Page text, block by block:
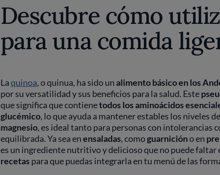
Descubre cómo
para una comida
Laquinoa, o quinua, ha sido unalimento básico en los
por su versatilidad y sus beneficios para la salud. Este
que significa que contienetodos los aminoácidos
glucémico, lo que ayuda a mantener estables los niveles
magnesio, es ideal tanto para personas con intolerancias
equilibrada. Ya sea enensaladas, comoguarnicióno en
es un ingrediente nutritivo y delicioso que no puede faltar
recetas para que puedas integrarla en tu menú de las